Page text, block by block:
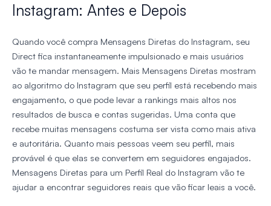
Instagram: Antes e Depois
Quando você compra Mensagens Diretas do Instagram, seu
Direct fica instantaneamente impulsionado e mais usuários
vão te mandar mensagem. Mais Mensagens Diretas mostram
ao algoritmo do Instagram que seu perfil está recebendo mais
engajamento, o que pode levar a rankings mais altos nos
resultados de busca e contas sugeridas. Uma conta que
recebe muitas mensagens costuma ser vista como mais ativa
e autoritária. Quanto mais pessoas veem seu perfil, mais
provável é que elas se convertem em seguidores engajados.
Mensagens Diretas para um Perfil Real do Instagram vão te
ajudar a encontrar seguidores reais que vão ficar leais a você.